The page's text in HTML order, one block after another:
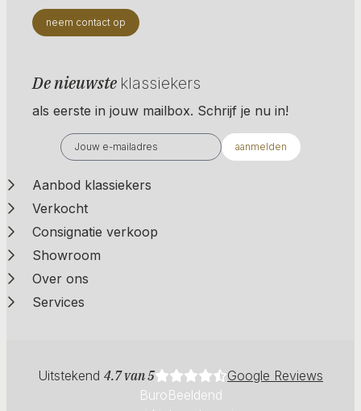
neem contact op
De nieuwste klassiekers
als eerste in jouw mailbox. Schrijf je nu in!
aanmelden
Aanbod klassiekers
Verkocht
Consignatie verkoop
Showroom
Over ons
Services
Uitstekend 4.7 van 5
Google Reviews
BuroBeeldend